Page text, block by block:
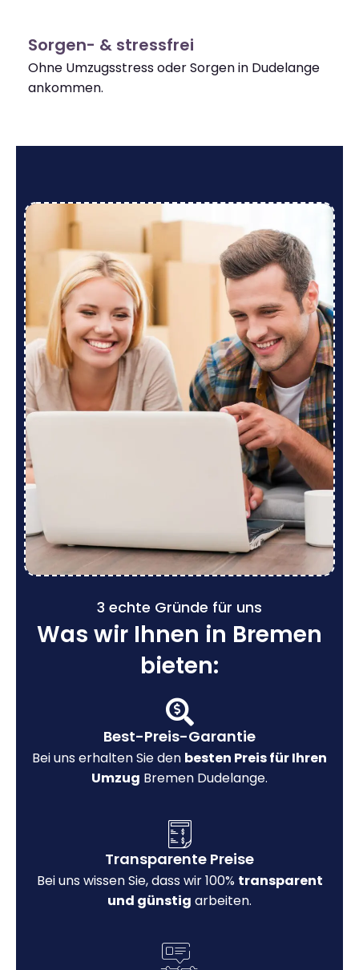
Sorgen- & stressfrei
Ohne Umzugsstress oder Sorgen in Dudelange
ankommen.
3 echte Gründe für uns
Was wir Ihnen in Bremen
bieten:
Best-Preis-Garantie
Bei uns erhalten Sie den besten Preis für Ihren
Umzug Bremen Dudelange.
Transparente Preise
Bei uns wissen Sie, dass wir 100% transparent
und günstig arbeiten.